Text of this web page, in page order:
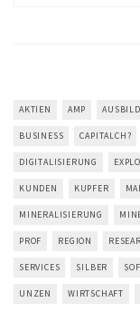
AKTIEN AMP
BUSINESS CAPITALCH?
DIGITALISIERUNG
KUNDEN KUPFER
MINERALISIERUNG
PROF REGION
SERVICES SILBER
UNZEN WIRTSCHAFT